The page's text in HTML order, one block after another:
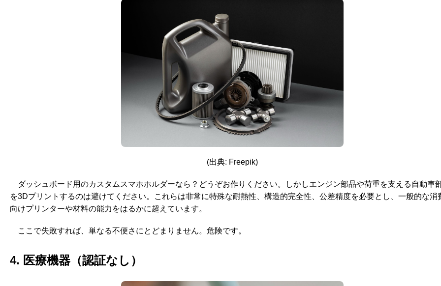
(出典: Freepik)
ダッシュボード用のカスタムスマホホルダーなら？どうぞお作りください。しかしエンジン部品や荷重を支える自動車
を3Dプリントするのは避けてください。これらは非常に特殊な耐熱性、構造的完全性、公差精度を必要とし、一般的な消
向けプリンターや材料の能力をはるかに超えています。
ここで失敗すれば、単なる不便さにとどまりません。危険です。
4. 医療機器（認証なし）